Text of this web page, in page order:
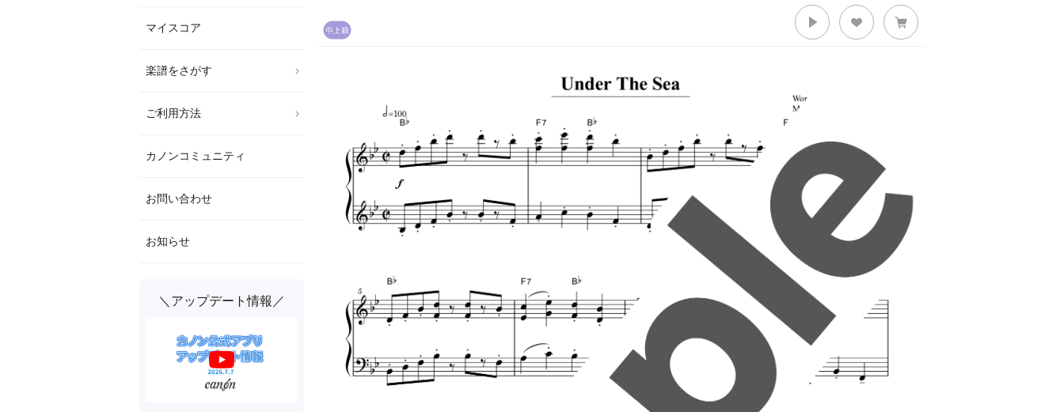
マイスコア
楽譜をさがす
ご利用方法
カノンコミュニティ
お問い合わせ
お知らせ
＼アップデート情報／